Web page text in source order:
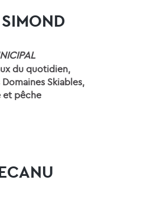
du quotidien,
Skiables,
et pêche